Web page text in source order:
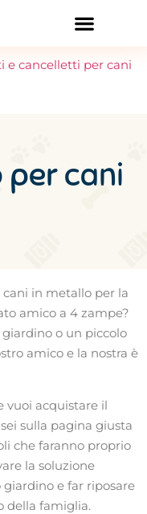
e cancelletti per cani
cani
in metallo per la
amico a 4 zampe?
o un piccolo
amico e la nostra è
vuoi acquistare il
sulla pagina giusta
che faranno proprio
la soluzione
e far riposare
della famiglia.